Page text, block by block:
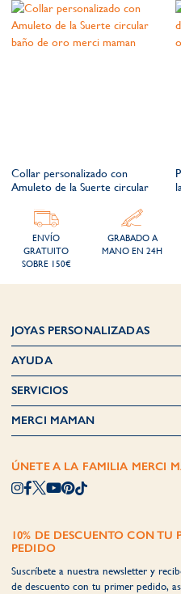
Collar personalizado con
Amuleto de la Suerte circular
ENVÍO
GRATUITO
SOBRE 150€
GRABADO A
MANO EN 24H
JOYAS PERSONALIZADAS
AYUDA
SERVICIOS
MERCI MAMAN
ÚNETE A LA FAMILIA MERCI
10% DE DESCUENTO CON TU
PEDIDO
Suscríbete a nuestra newsletter y
de descuento con tu primer pedido,